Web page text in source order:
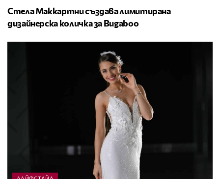
Стела Маккартни създава лимитирана
дизайнерска количка за Bugaboo